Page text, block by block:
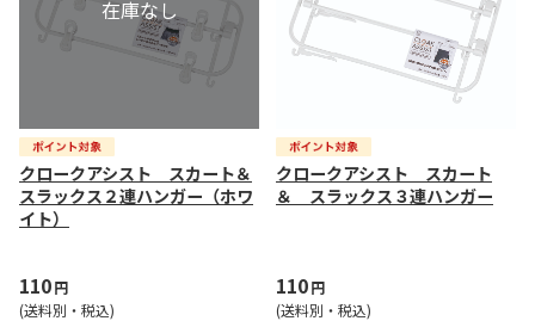
クロークアシスト スカート＆
スラックス２連ハンガー（ホワ
イト）
110円
(送料別・税込)
クロークアシスト スカート
＆ スラックス３連ハンガー
110円
(送料別・税込)